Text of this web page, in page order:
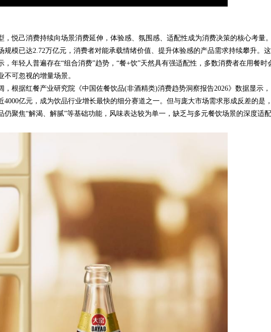
，悦己消费持续向场景消费延伸，体验感、氛围感、适配性成为消费决策的核心考量
规模已达2.72万亿元，消费者对能承载情绪价值、提升体验感的产品需求持续攀升。
年轻人普遍存在“组合消费”趋势，“餐+饮”天然具有强适配性，多数消费者在用餐时
可忽视的增量场景。
根据红餐产业研究院《中国佐餐饮品(非酒精类)消费趋势洞察报告2026》数据显示，
4000亿元，成为饮品行业增长最快的细分赛道之一。但与庞大市场需求形成反差的是
聚焦“解渴、解腻”等基础功能，风味表达较为单一，缺乏与多元餐饮场景的深度适